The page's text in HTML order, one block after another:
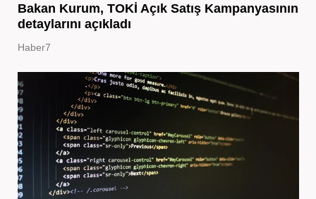
Bakan Kurum, TOKİ Açık Satış Kampanyasının
detaylarını açıkladı
Haber7